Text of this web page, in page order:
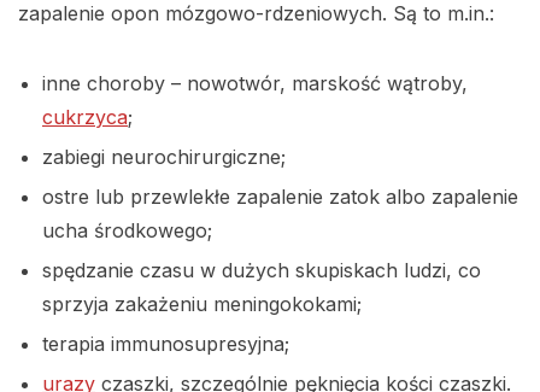
zapalenie opon mózgowo-rdzeniowych. Są to m.in.:
inne choroby – nowotwór, marskość wątroby,
cukrzyca;
zabiegi neurochirurgiczne;
ostre lub przewlekłe zapalenie zatok albo zapalenie
ucha środkowego;
spędzanie czasu w dużych skupiskach ludzi, co
sprzyja zakażeniu meningokokami;
terapia immunosupresyjna;
urazy czaszki, szczególnie pęknięcia kości czaszki.